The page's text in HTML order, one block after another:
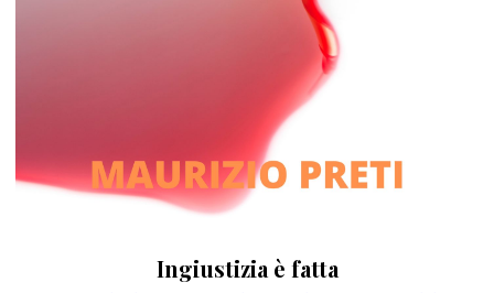
Ingiustizia è fatta